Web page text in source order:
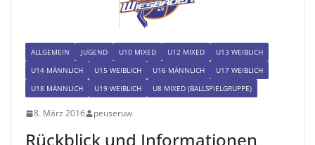
ALLGEMEIN JUGEND U10 MIXED U12 MIXED
U13 WEIBLICH
U14 MÄNNLICH
U15 WEIBLICH U16 MÄNNLICH
U17 WEIBLICH
U18 MÄNNLICH
U19 WEIBLICH U8 MIXED (BALLSPIELGRUPPE)
8. März 2016 peuseruw
Rückblick und Informationen